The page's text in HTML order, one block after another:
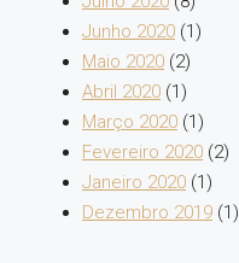
Junho 2020 (1)
Maio 2020 (2)
Abril 2020 (1)
Março 2020 (1)
Fevereiro 2020 (2)
Janeiro 2020 (1)
Dezembro 2019 (1)